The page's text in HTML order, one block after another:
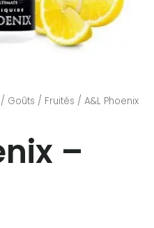
/ Goûts / Fruités / A&L Phoenix
–